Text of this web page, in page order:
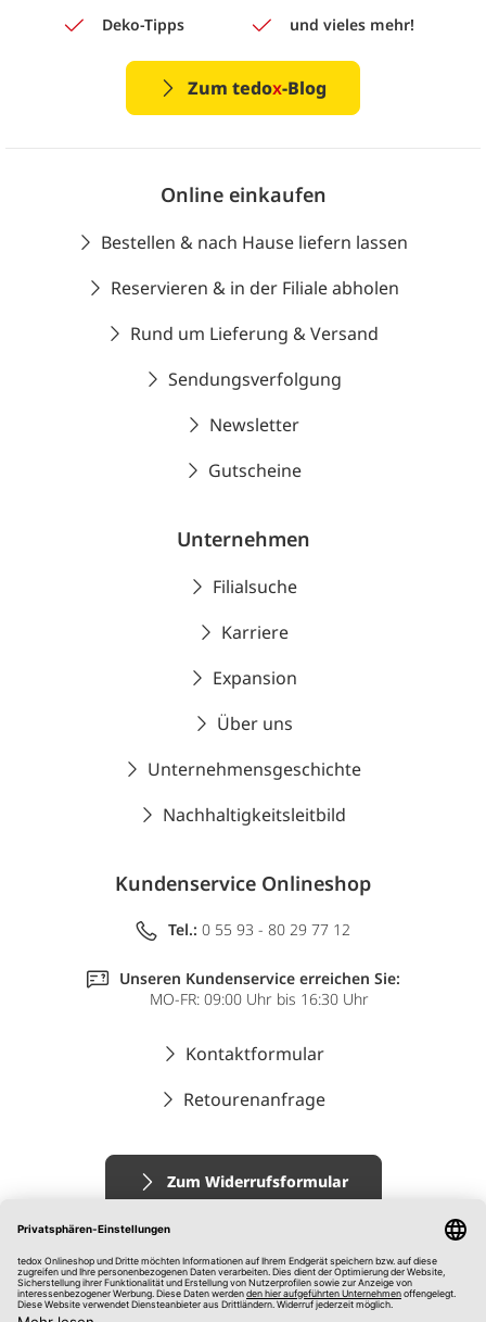
Deko-Tipps
und vieles mehr!
Zum tedox-Blog
Online einkaufen
Bestellen & nach Hause liefern lassen
Reservieren & in der Filiale abholen
Rund um Lieferung & Versand
Sendungsverfolgung
Newsletter
Gutscheine
Unternehmen
Filialsuche
Karriere
Expansion
Über uns
Unternehmensgeschichte
Nachhaltigkeitsleitbild
Kundenservice Onlineshop
Tel.: 0 55 93 - 80 29 77 12
Unseren Kundenservice erreichen Sie:
MO-FR: 09:00 Uhr bis 16:30 Uhr
Kontaktformular
Retourenanfrage
Zum Widerrufsformular
Impressum
AGB